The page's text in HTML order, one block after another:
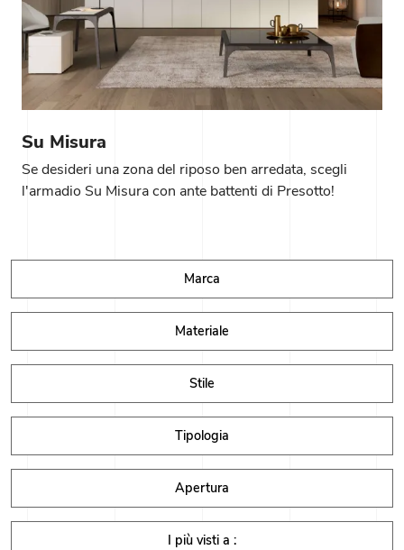
Su Misura
Se desideri una zona del riposo ben arredata, scegli
l'armadio Su Misura con ante battenti di Presotto!
Marca
Materiale
Stile
Tipologia
Apertura
I più visti a :